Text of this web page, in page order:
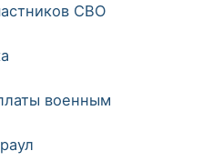
СВО
военным